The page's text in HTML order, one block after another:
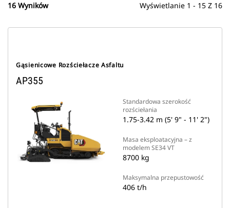
16 Wyników Wyświetlanie 1 - 15 Z 16
Gąsienicowe Rozściełacze Asfaltu
AP355
Standardowa szerokość
rozściełania
1.75-3.42 m (5' 9" - 11' 2")
Masa eksploatacyjna – z
modelem SE34 VT
8700 kg
Maksymalna przepustowość
406 t/h